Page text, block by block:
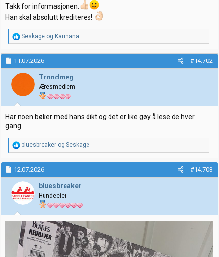
Takk for informasjonen.
Han skal absolutt krediteres!
R
e
a
k
j
e
r
Seskage og Karmana
11.07.2026 #14.702
Trondmeg
Æresmedlem
Har noen bøker med hans dikt og det er like gøy å lese de hver
gang.
R
e
a
k
j
o
n
e
r
:
bluesbreaker og Seskage
12.07.2026 #14.703
bluesbreaker
Hundeeier